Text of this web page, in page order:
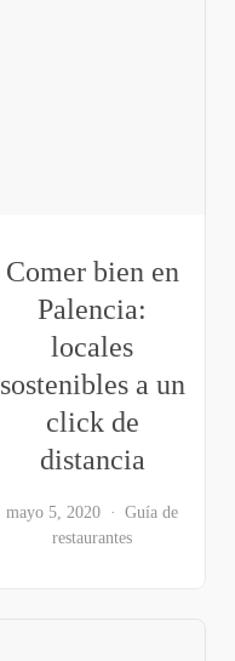
Comer bien en
Palencia:
locales
sostenibles a un
click de
distancia
mayo 5, 2020
Guía de
restaurantes